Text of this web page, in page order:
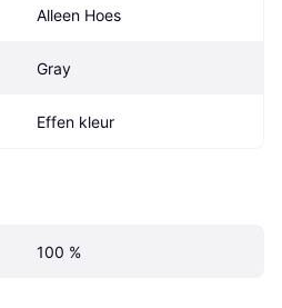
Alleen Hoes
Gray
Effen kleur
100 %